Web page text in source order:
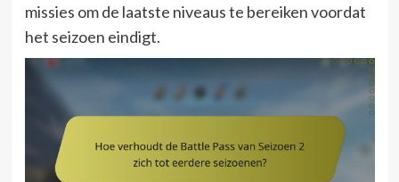
missies om de laatste niveaus te bereiken voordat
het seizoen eindigt.